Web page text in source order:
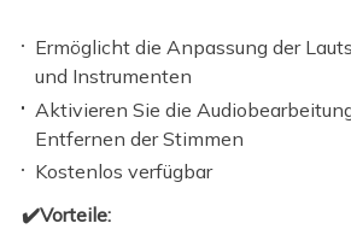
Ermöglicht die Anpassung der
und Instrumenten
Aktivieren Sie die
Entfernen der Stimmen
Kostenlos verfügbar
✔️Vorteile: